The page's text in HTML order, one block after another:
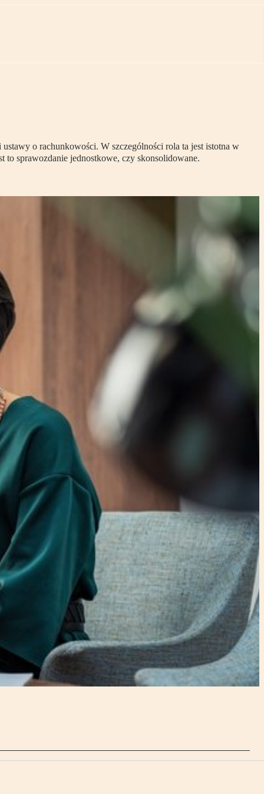
o rachunkowości. W szczególności rola ta jest istotna w
to sprawozdanie jednostkowe, czy skonsolidowane.